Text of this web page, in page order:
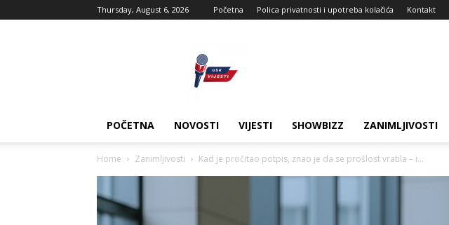
Thursday, August 6, 2026 Početna Polica privatnosti i upotreba kolačića Kontakt
POČETNA NOVOSTI VIJESTI SHOWBIZZ ZANIMLJIVOSTI
Home Zanimljivosti Kad je pročitao potpis, znao je da se prošlost vratila – i...